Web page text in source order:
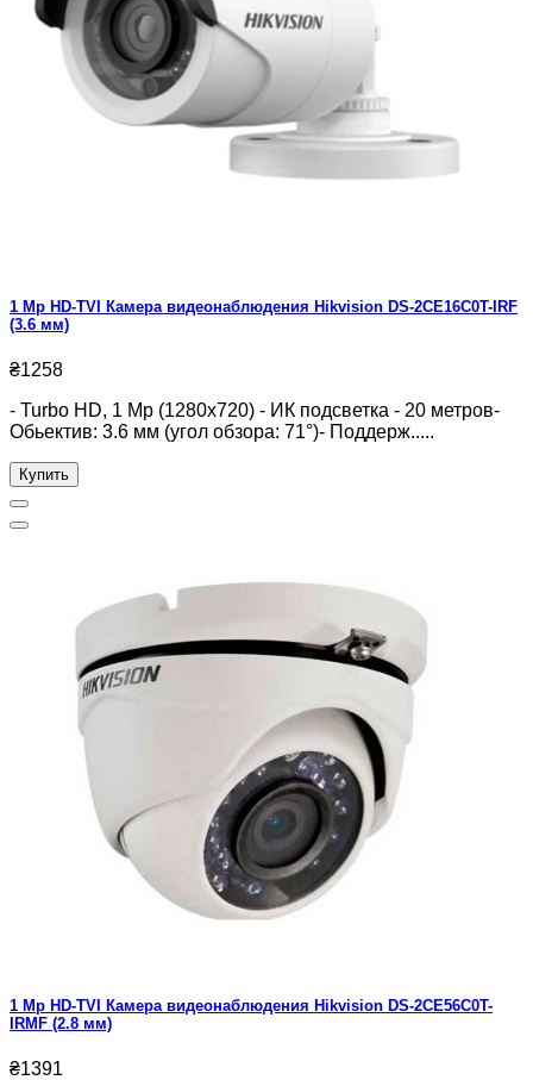
1 Mp HD-TVI Камера видеонаблюдения Hikvision DS-2CE16C0T-IRF
(3.6 мм)
₴1258
- Turbo HD, 1 Mp (1280x720) - ИК подсветка - 20 метров-
Обьектив: 3.6 мм (угол обзора: 71°)- Поддерж.....
Купить
1 Mp HD-TVI Камера видеонаблюдения Hikvision DS-2CE56C0T-
IRMF (2.8 мм)
₴1391